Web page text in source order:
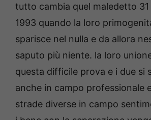
tutto cambia quel maledetto
1993 quando la loro
sparisce nel nulla e da allora
saputo più niente. la loro
questa difficile prova e i due si
anche in campo professionale
strade diverse in campo